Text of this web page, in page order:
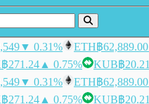
▼ 0.31% ETH฿62,889.00
฿271.24 ▲ 0.75% KUB฿20.21
▼ 0.31% ETH฿62,889.00
฿271.24 ▲ 0.75% KUB฿20.21